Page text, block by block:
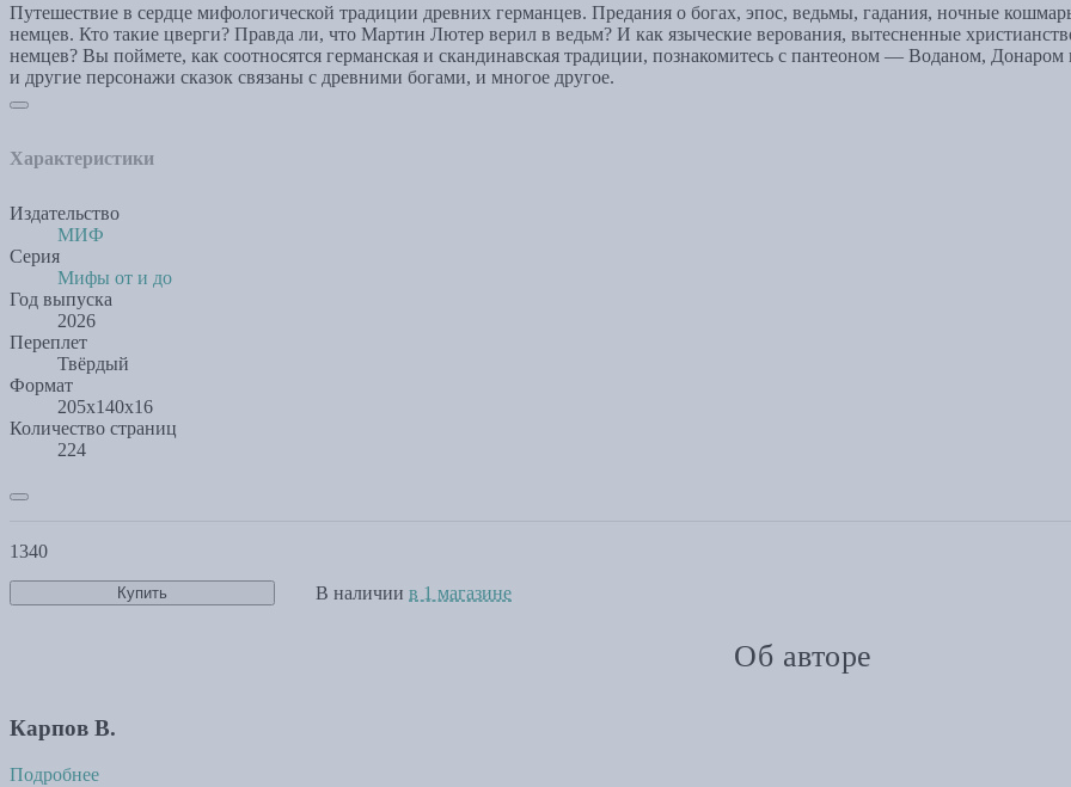
Путешествие в сердце мифологической традиции древних германцев. Предания о богах, эпос, ведьмы, гадания, ночные
немцев. Кто такие цверги? Правда ли, что Мартин Лютер верил в ведьм? И как языческие верования, вытесненные
немцев? Вы поймете, как соотносятся германская и скандинавская традиции, познакомитесь с пантеоном — Воданом,
и другие персонажи сказок связаны с древними богами, и многое другое.
Характеристики
Издательство
МИФ
Серия
Мифы от и до
Год выпуска
2026
Переплет
Твёрдый
Формат
205х140х16
Количество страниц
224
1340
Купить В наличии в 1 магазине
Об авторе
Карпов В.
Подробнее